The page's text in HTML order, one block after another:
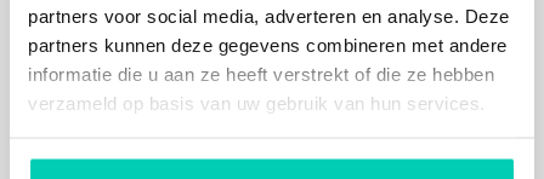
partners voor social media, adverteren en analyse. Deze
partners kunnen deze gegevens combineren met andere
informatie die u aan ze heeft verstrekt of die ze hebben
verzameld op basis van uw gebruik van hun services.
YUGEN FOREST
Dronten
MONTE DOS TRÊS MOINHOS
Santa Cruz (Portugal)
Natuur Natuur